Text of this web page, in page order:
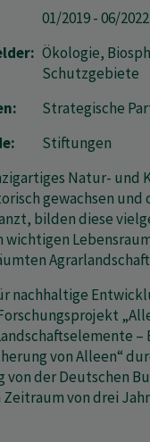
01/2019 - 06/2022
Ökologie,
Schutzgebiete
Strategische
Stiftungen
Natur- und
gewachsen und
bilden diese
wichtigen
nachhaltige
–
von Alleen“
von der Deutschen
von drei